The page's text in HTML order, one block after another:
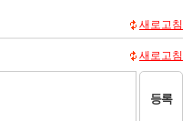
새로고침
새로고침
등록